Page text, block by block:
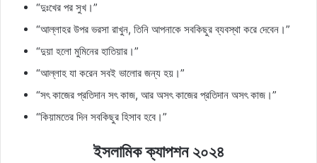
“দুঃখের পর সুখ।”
“আল্লাহর উপর ভরসা রাখুন, তিনি আপনাকে সবকিছুর ব্যবস্থা করে দেবেন।”
“দুয়া হলো মুমিনের হাতিয়ার।”
“আল্লাহ যা করেন সবই ভালোর জন্য হয়।”
“সৎ কাজের প্রতিদান সৎ কাজ, আর অসৎ কাজের প্রতিদান অসৎ কাজ।”
“কিয়ামতের দিন সবকিছুর হিসাব হবে।”
ইসলামিক ক্যাপশন ২০২৪